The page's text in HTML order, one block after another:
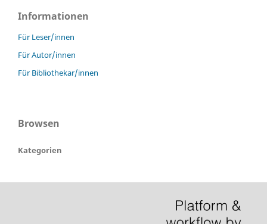
Informationen
Für Leser/innen
Für Autor/innen
Für Bibliothekar/innen
Browsen
Kategorien